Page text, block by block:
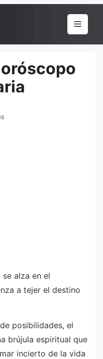
Menu
alza en el
a tejer el destino
posibilidades, el
brújula espiritual que
incierto de la vida